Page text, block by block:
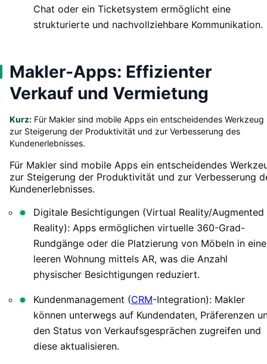
Chat oder ein Ticketsystem ermöglicht eine
strukturierte und nachvollziehbare Kommunikation.
Makler-Apps: Effizienter
Verkauf und Vermietung
Kurz: Für Makler sind mobile Apps ein entscheidendes Werkzeug
zur Steigerung der Produktivität und zur Verbesserung des
Kundenerlebnisses.
Für Makler sind mobile Apps ein entscheidendes
zur Steigerung der Produktivität und zur Verbesserung
Kundenerlebnisses.
Digitale Besichtigungen (Virtual Reality/Augmented
Reality): Apps ermöglichen virtuelle 360-Grad-
Rundgänge oder die Platzierung von Möbeln in
leeren Wohnung mittels AR, was die Anzahl
physischer Besichtigungen reduziert.
Kundenmanagement (CRM-Integration): Makler
können unterwegs auf Kundendaten, Präferenzen
den Status von Verkaufsgesprächen zugreifen und
diese aktualisieren.